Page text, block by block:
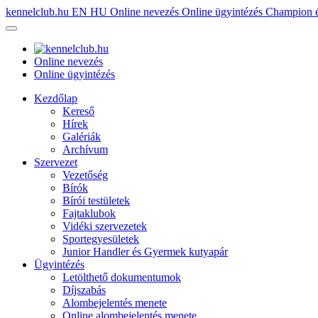
kennelclub.hu EN HU Online nevezés Online ügyintézés Champion
Online nevezés
Online ügyintézés
Kezdőlap
Kereső
Hírek
Galériák
Archívum
Szervezet
Vezetőség
Bírók
Bírói testületek
Fajtaklubok
Vidéki szervezetek
Sportegyesületek
Junior Handler és Gyermek kutyapár
Ügyintézés
Letölthető dokumentumok
Díjszabás
Alombejelentés menete
Online alombejelentés menete